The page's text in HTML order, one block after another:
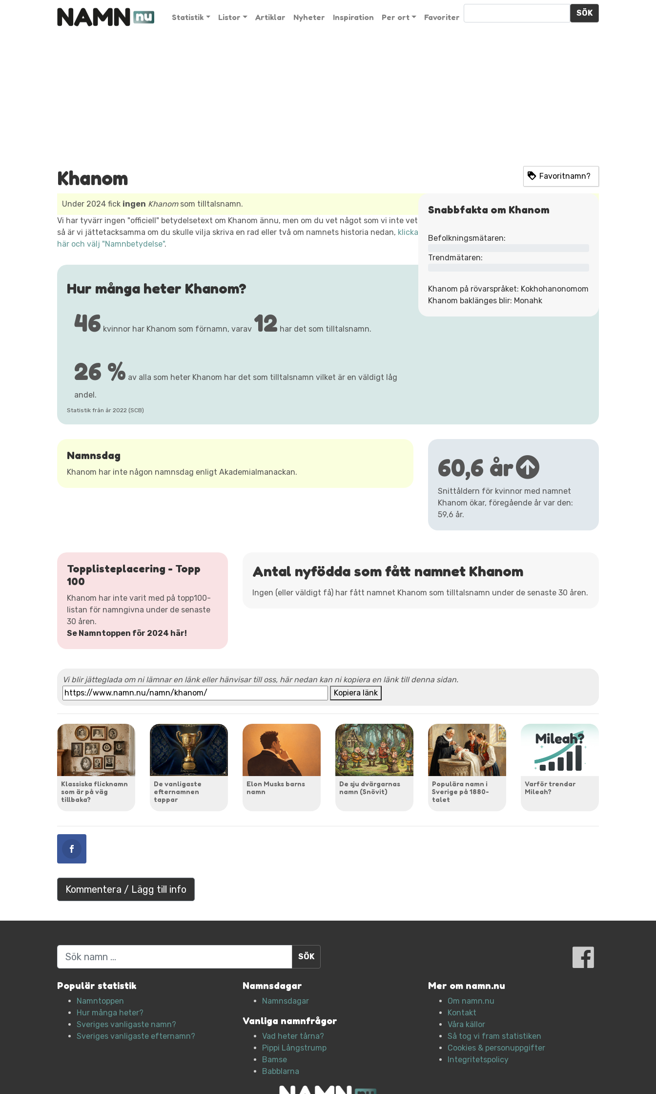
Statistik Listor Artiklar Nyheter Inspiration Per ort Favoriter SÖK
Khanom Favoritnamn?
Snabbfakta om Khanom
Befolkningsmätaren:
Trendmätaren:
Khanom på rövarspråket: Kokhohanonomom
Khanom baklänges blir: Monahk
Under 2024 fick ingen Khanomsom tilltalsnamn.
Vi har tyvärr ingen "officiell" betydelsetext om Khanom ännu, men om du vet något som vi inte vet
så är vi jättetacksamma om du skulle vilja skriva en rad eller två om namnets historia nedan, klicka
här och välj "Namnbetydelse".
Hur många heter Khanom?
46 kvinnor har Khanom som förnamn, varav 12 har det som tilltalsnamn.
26 % av alla som heter Khanom har det som tilltalsnamn vilket är en väldigt låg
andel.
Statistik från år 2022 (SCB)
Namnsdag
Khanom har inte någon namnsdag enligt Akademialmanackan. 60,6 år
Snittåldern för kvinnor med namnet
Khanom ökar, föregående år var den:
59,6 år.
Topplisteplacering - Topp
100
Khanom har inte varit med på topp100-
listan för namngivna under de senaste
30 åren.
Se Namntoppen för 2024 här!
Antal nyfödda som fått namnet Khanom
Ingen (eller väldigt få) har fått namnet Khanom som tilltalsnamn under de senaste 30 åren.
Vi blir jätteglada om ni lämnar en länk eller hänvisar till oss, här nedan kan ni kopiera en länk till denna sidan.
Kopiera länk
Klassiska flicknamn
som är på väg
tillbaka?
De vanligaste
efternamnen
tappar
Elon Musks barns
namn
De sju dvärgarnas
namn (Snövit)
Populära namn i
Sverige på 1880-
talet
Varför trendar
Mileah?
Kommentera / Lägg till info
Sök
Populär statistik
Namntoppen
Hur många heter?
Sveriges vanligaste namn?
Sveriges vanligaste efternamn?
Namnsdagar
Namnsdagar
Vanliga namnfrågor
Vad heter tårna?
Pippi Långstrump
Bamse
Babblarna
Mer om namn.nu
Om namn.nu
Kontakt
Våra källor
Så tog vi fram statistiken
Cookies & personuppgifter
Integritetspolicy